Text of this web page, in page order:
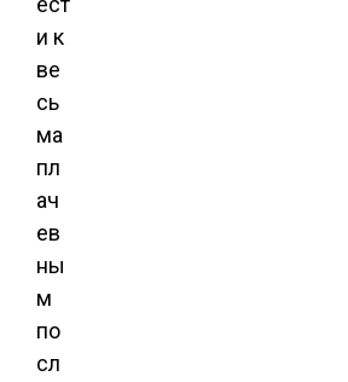
и к
ве
сь
ма
пл
ач
ев
ны
м
по
сл